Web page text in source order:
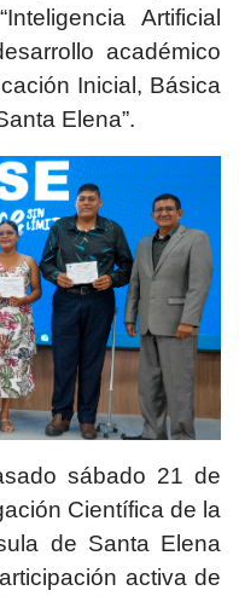
Artificial
académico
Inicial, Básica
Elena”.
sábado 21 de
Científica de la
de Santa Elena
activa de